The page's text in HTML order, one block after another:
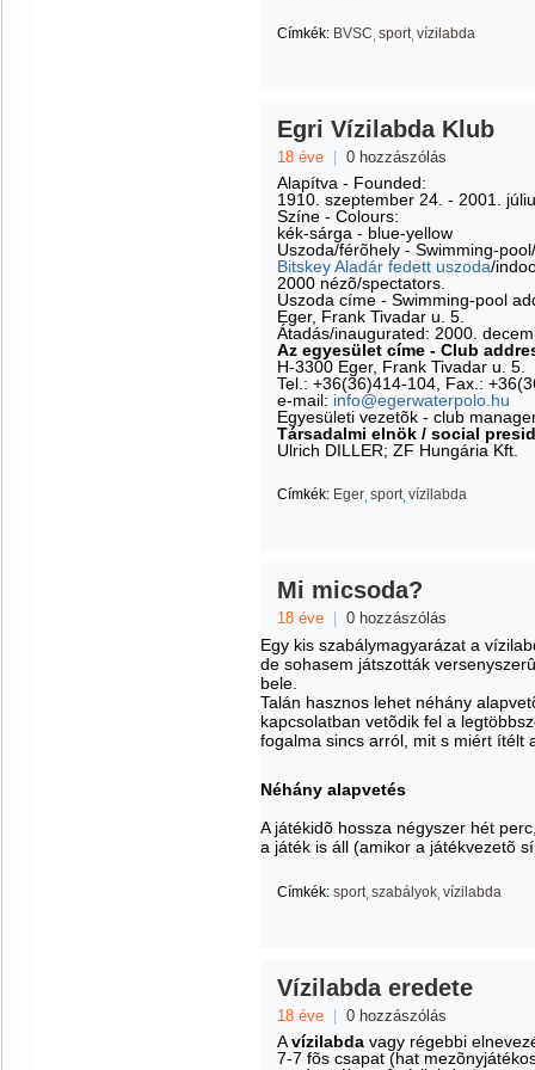
Címkék: BVSC sport vízilabda
Egri Vízilabda Klub
18 éve 0 hozzászólás
Alapítva - Founded:
1910. szeptember 24. - 2001.
Színe - Colours:
kék-sárga - blue-yellow
Uszoda/férõhely - Swimming-
Bitskey Aladár fedett uszoda/
2000 nézõ/spectators.
Uszoda címe - Swimming-pool
Eger, Frank Tivadar u. 5.
Átadás/inaugurated: 2000.
Az egyesület címe - Club
H-3300 Eger, Frank Tivadar u. 5.
Tel.: +36(36)414-104, Fax.:
e-mail: info@egerwaterpolo.hu
Egyesületi vezetõk - club
Társadalmi elnök / social
Ulrich DILLER; ZF Hungária Kft.
Címkék: Eger sport vízilabda
Mi micsoda?
18 éve 0 hozzászólás
Egy kis szabálymagyarázat a
de sohasem játszották
bele.
Talán hasznos lehet néhány
kapcsolatban vetõdik fel a
fogalma sincs arról, mit s miért ítélt
Néhány alapvetés
A játékidõ hossza négyszer hét
a játék is áll (amikor a játékvezetõ
Címkék: sport szabályok vízilabda
Vízilabda eredete
18 éve 0 hozzászólás
Avízilabda vagy régebbi
7-7 fõs csapat (hat